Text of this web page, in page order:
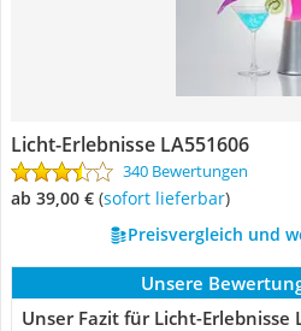
Licht-Erlebnisse LA551606
340 Bewertungen
ab 39,00 € ( Sofort lieferbar)
Preisvergleich und
Unsere
Unser Fazit für Licht-Erlebnisse